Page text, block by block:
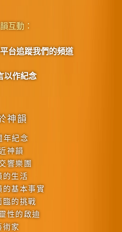
神韻
年紀念
神韻
響樂團
的生活
的基本事實
臨的挑戰
性的啟迪
術家
互動：
台追蹤我們的頻道
以作紀念